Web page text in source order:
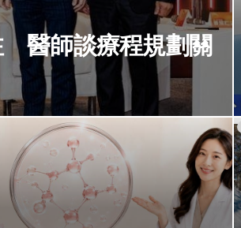
醫師談療程規劃關